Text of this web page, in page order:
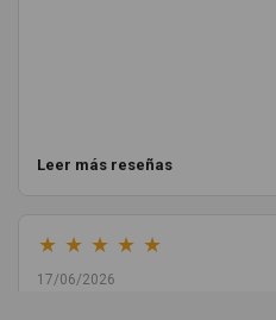
Leer más reseñas
★ ★ ★ ★ ★
17/06/2026